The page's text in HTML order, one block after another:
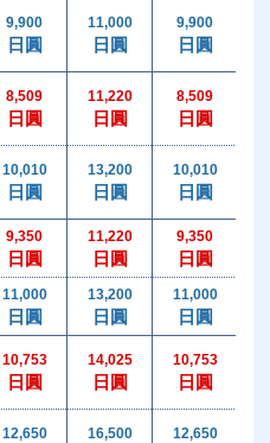
9,900
日圓
11,000
日圓
9,900
日圓
8,509
日圓
11,220
日圓
8,509
日圓
10,010
日圓
13,200
日圓
10,010
日圓
9,350
日圓
11,220
日圓
9,350
日圓
11,000
日圓
13,200
日圓
11,000
日圓
10,753
日圓
14,025
日圓
10,753
日圓
12,650 16,500 12,650